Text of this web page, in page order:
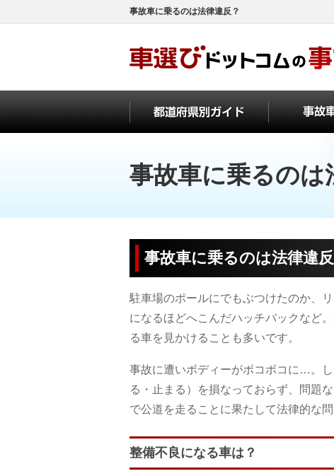
事故車に乗るのは法律違反？
事故車に乗るのは
事故車に乗るのは法律違反
駐車場のポールにでもぶつけたのか、
になるほどへこんだハッチバックなど
る車を見かけることも多いです。
事故に遭いボディーがボコボコに…。
る・止まる）を損なっておらず、問題
で公道を走ることに果たして法律的な
整備不良になる車は？